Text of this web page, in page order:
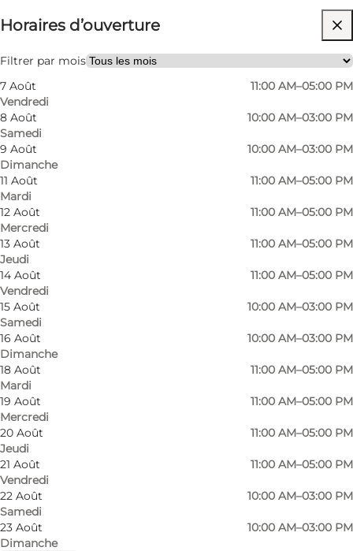
Horaires d’ouverture
Filtrer par mois
7 Août
Vendredi
11:00 AM–05:00 PM
8 Août
Samedi
10:00 AM–03:00 PM
9 Août
Dimanche
10:00 AM–03:00 PM
11 Août
Mardi
11:00 AM–05:00 PM
12 Août
Mercredi
11:00 AM–05:00 PM
13 Août
Jeudi
11:00 AM–05:00 PM
14 Août
Vendredi
11:00 AM–05:00 PM
15 Août
Samedi
10:00 AM–03:00 PM
16 Août
Dimanche
10:00 AM–03:00 PM
18 Août
Mardi
11:00 AM–05:00 PM
19 Août
Mercredi
11:00 AM–05:00 PM
20 Août
Jeudi
11:00 AM–05:00 PM
21 Août
Vendredi
11:00 AM–05:00 PM
22 Août
Samedi
10:00 AM–03:00 PM
23 Août
Dimanche
10:00 AM–03:00 PM
Visiter le site web
Photo Photo
Owned by Johnna and Christian Gøttsch
Hansen, also known as Mr and Mrs Hansen, the
shop offers a wide selection of second-hand